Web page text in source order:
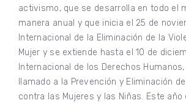
activismo, que se desarrolla en todo el
manera anual y que inicia el 25 de
Internacional de la Eliminación de la
Mujer y se extiende hasta el 10 de
Internacional de los Derechos
llamado a la Prevención y Eliminación
contra las Mujeres y las Niñas. Este año